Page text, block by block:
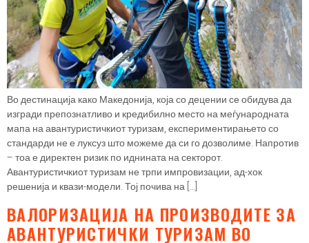
Во дестинација како Македонија, која со децении се обидува да
изгради препознатливо и кредибилно место на меѓународната
мапа на авантуристичкиот туризам, експериментирањето со
стандарди не е луксуз што можеме да си го дозволиме. Напротив
– тоа е директен ризик по иднината на секторот.
Авантуристичкиот туризам не трпи импровизации, ад-хок
решенија и квази-модели. Тој почива на […]
ВАЛОРИЗАЦИЈА НА ПРОИЗВОДИТЕ ЗА
АВАНТУРИСТИЧКИ ТУРИЗАМ ВО